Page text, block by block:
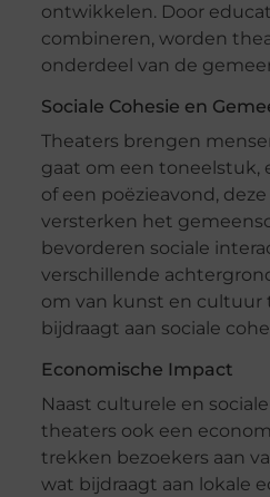
ontwikkelen. Door
combineren, worden
onderdeel van de
Sociale Cohesie en
Theaters brengen
gaat om een toneelstuk,
of een poëzieavond,
versterken het
bevorderen sociale
verschillende
om van kunst en cultuur
bijdraagt aan sociale
Economische Impact
Naast culturele en
theaters ook een
trekken bezoekers aan
wat bijdraagt aan lokale